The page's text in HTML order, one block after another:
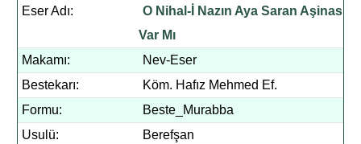
Eser Adı:
O Nihal-İ Nazın Aya Saran Aşinası
Var Mı
Makamı:
Nev-Eser
Bestekarı:
Köm. Hafız Mehmed Ef.
Formu:
Beste_Murabba
Usulü:
Berefşan